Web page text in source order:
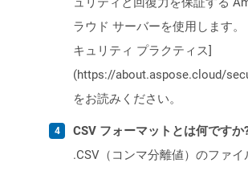
ラウド サーバーを使用します
キュリティ プラクティス]
(https://about.aspose.cloud/
をお読みください。
CSV フォーマットとは何ですか
.CSV（コンマ分離値）のファ